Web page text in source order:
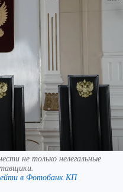
не только нелегальные
в Фотобанк КП